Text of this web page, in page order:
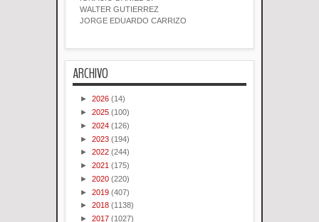
WALTER GUTIERREZ
JORGE EDUARDO CARRIZO
ARCHIVO
► 2026 (14)
► 2025 (100)
► 2024 (126)
► 2023 (194)
► 2022 (244)
► 2021 (175)
► 2020 (220)
► 2019 (407)
► 2018 (1138)
► 2017 (1027)